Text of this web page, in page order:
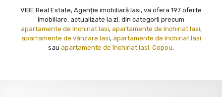
VIBE Real Estate, Agenție imobiliară Iasi, va ofera 197 oferte
imobiliare, actualizate la zi, din categorii precum
apartamente de închiriat Iasi, apartamente de închiriat Iasi,
apartamente de vânzare Iasi, apartamente de închiriat Iasi
sau apartamente de închiriat Iasi, Copou